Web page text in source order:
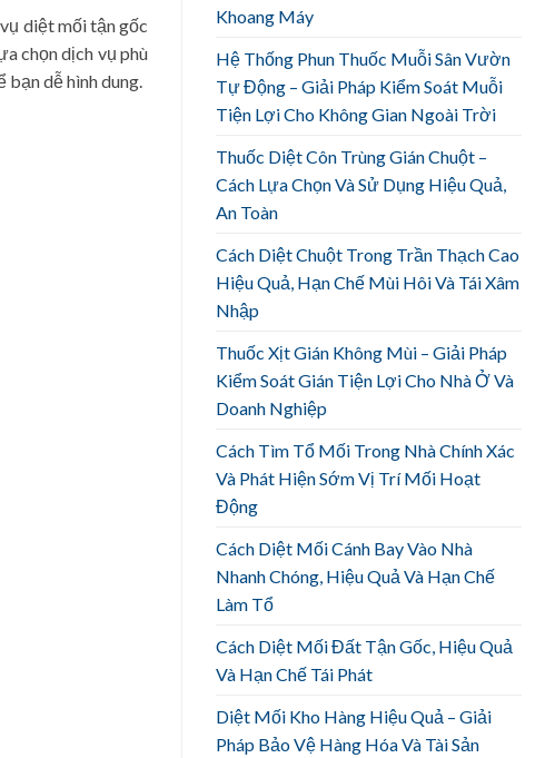
diệt mối tận gốc
chọn dịch vụ phù
bạn dễ hình dung.
Khoang Máy
Hệ Thống Phun Thuốc Muỗi Sân Vườn
Tự Động – Giải Pháp Kiểm Soát Muỗi
Tiện Lợi Cho Không Gian Ngoài Trời
Thuốc Diệt Côn Trùng Gián Chuột –
Cách Lựa Chọn Và Sử Dụng Hiệu Quả,
An Toàn
Cách Diệt Chuột Trong Trần Thạch Cao
Hiệu Quả, Hạn Chế Mùi Hôi Và Tái Xâm
Nhập
Thuốc Xịt Gián Không Mùi – Giải Pháp
Kiểm Soát Gián Tiện Lợi Cho Nhà Ở Và
Doanh Nghiệp
Cách Tìm Tổ Mối Trong Nhà Chính Xác
Và Phát Hiện Sớm Vị Trí Mối Hoạt
Động
Cách Diệt Mối Cánh Bay Vào Nhà
Nhanh Chóng, Hiệu Quả Và Hạn Chế
Làm Tổ
Cách Diệt Mối Đất Tận Gốc, Hiệu Quả
Và Hạn Chế Tái Phát
Diệt Mối Kho Hàng Hiệu Quả – Giải
Pháp Bảo Vệ Hàng Hóa Và Tài Sản